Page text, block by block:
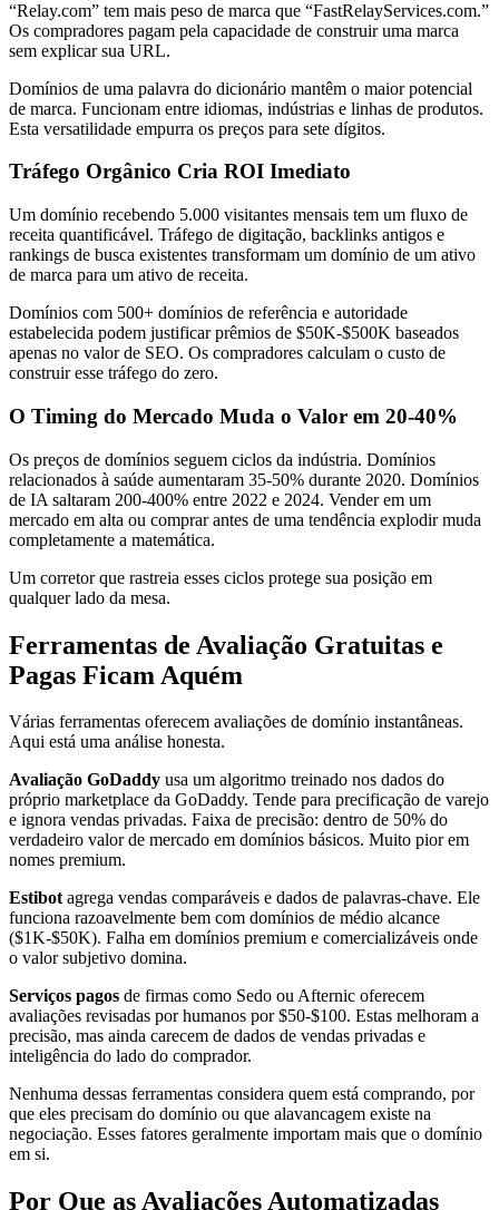
“Relay.com” tem mais peso de marca que “FastRelayServices.com.”
Os compradores pagam pela capacidade de construir uma marca
sem explicar sua URL.
Domínios de uma palavra do dicionário mantêm o maior potencial
de marca. Funcionam entre idiomas, indústrias e linhas de produtos.
Esta versatilidade empurra os preços para sete dígitos.
Tráfego Orgânico Cria ROI Imediato
Um domínio recebendo 5.000 visitantes mensais tem um fluxo de
receita quantificável. Tráfego de digitação, backlinks antigos e
rankings de busca existentes transformam um domínio de um ativo
de marca para um ativo de receita.
Domínios com 500+ domínios de referência e autoridade
estabelecida podem justificar prêmios de $50K-$500K baseados
apenas no valor de SEO. Os compradores calculam o custo de
construir esse tráfego do zero.
O Timing do Mercado Muda o Valor em 20-40%
Os preços de domínios seguem ciclos da indústria. Domínios
relacionados à saúde aumentaram 35-50% durante 2020. Domínios
de IA saltaram 200-400% entre 2022 e 2024. Vender em um
mercado em alta ou comprar antes de uma tendência explodir muda
completamente a matemática.
Um corretor que rastreia esses ciclos protege sua posição em
qualquer lado da mesa.
Ferramentas de Avaliação Gratuitas e
Pagas Ficam Aquém
Várias ferramentas oferecem avaliações de domínio instantâneas.
Aqui está uma análise honesta.
Avaliação GoDaddy usa um algoritmo treinado nos dados do
próprio marketplace da GoDaddy. Tende para precificação de varejo
e ignora vendas privadas. Faixa de precisão: dentro de 50% do
verdadeiro valor de mercado em domínios básicos. Muito pior em
nomes premium.
Estibotagrega vendas comparáveis e dados de palavras-chave. Ele
funciona razoavelmente bem com domínios de médio alcance
($1K-$50K). Falha em domínios premium e comercializáveis onde
o valor subjetivo domina.
Serviços pagos de firmas como Sedo ou Afternic oferecem
avaliações revisadas por humanos por $50-$100. Estas melhoram a
precisão, mas ainda carecem de dados de vendas privadas e
inteligência do lado do comprador.
Nenhuma dessas ferramentas considera quem está comprando, por
que eles precisam do domínio ou que alavancagem existe na
negociação. Esses fatores geralmente importam mais que o domínio
em si.
Por Que as Avaliações Automatizadas